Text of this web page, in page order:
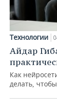
Технологии
Айдар
Как
делать,